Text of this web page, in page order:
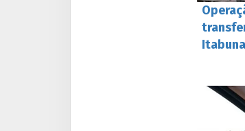
Itabuna